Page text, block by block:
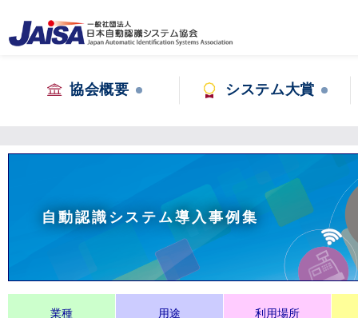
協会概要 システム大賞
自動認識システム導入事例集
業種 用途 利用場所